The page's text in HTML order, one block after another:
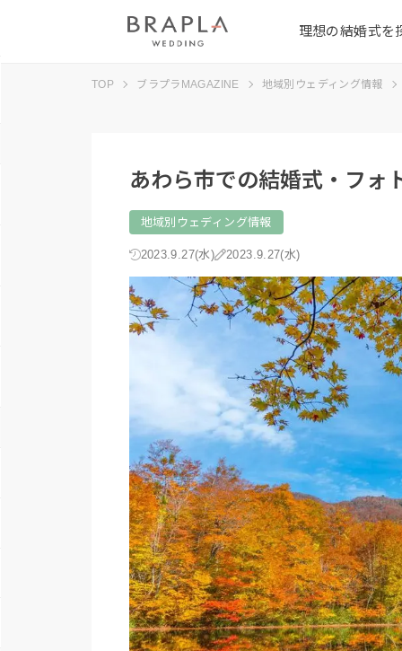
理想の結婚式を
TOP ブラプラMAGAZINE 地域別ウェディング情報
あわら市での結婚式・フォ
地域別ウェディング情報
2023.9.27(水) 2023.9.27(水)